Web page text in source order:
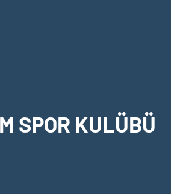
SPOR KULÜBÜ